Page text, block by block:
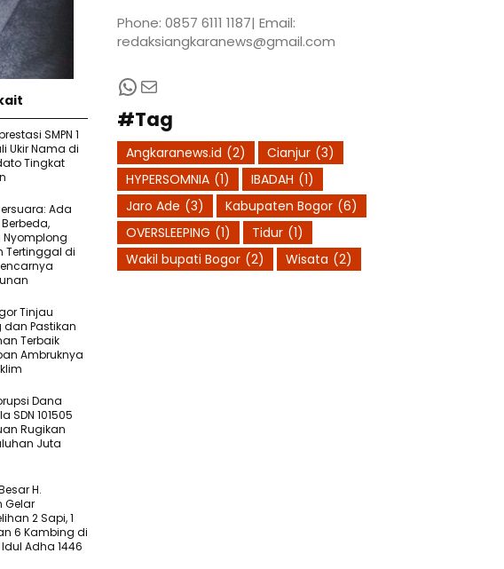
SMPN 1
Ukir Nama di
Tingkat
Ada
Tertinggal di
Tinjau
dan Pastikan
Terbaik
Ambruknya
Dana
SDN 101505
Rugikan
Juta
H.
Gelar
2 Sapi, 1
6 Kambing di
Adha 1446
Phone: 0857 6111 1187| Email:
redaksiangkaranews@gmail.com
WhatsApp
Mail
#Tag
Angkaranews.id (2) Cianjur (3)
HYPERSOMNIA (1) IBADAH (1)
Jaro Ade (3) Kabupaten Bogor (6)
OVERSLEEPING (1) Tidur (1)
Wakil bupati Bogor (2) Wisata (2)